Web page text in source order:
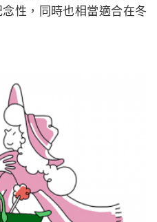
性，同時也相當適合在冬